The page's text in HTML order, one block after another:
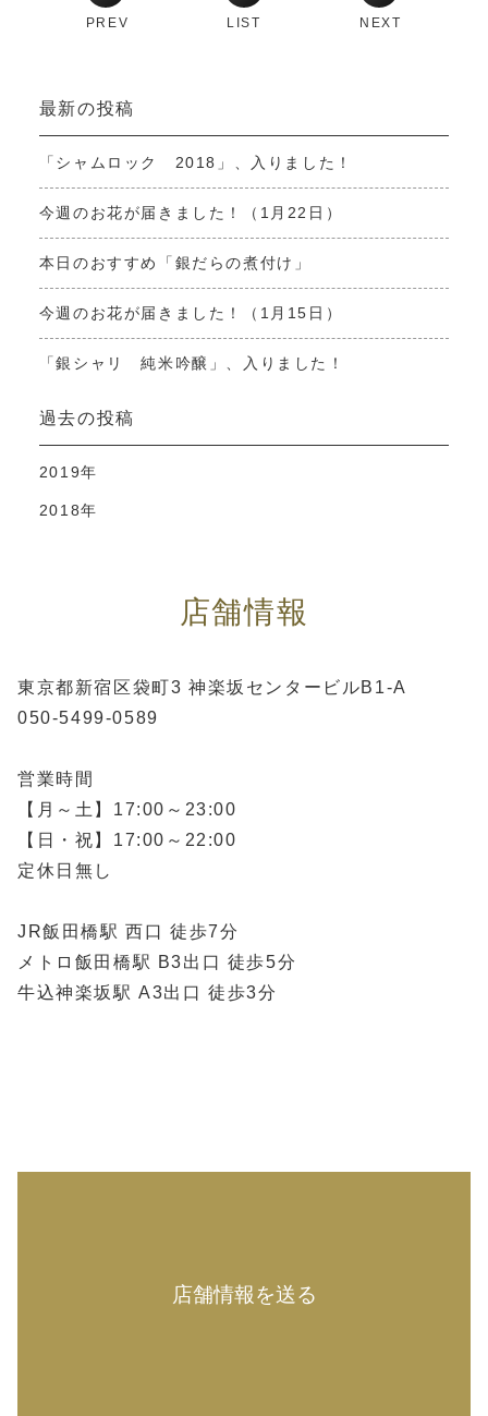
PREV LIST NEXT
最新の投稿
「シャムロック 2018」、入りました！
今週のお花が届きました！（1月22日）
本日のおすすめ「銀だらの煮付け」
今週のお花が届きました！（1月15日）
「銀シャリ 純米吟醸」、入りました！
過去の投稿
2019年
2018年
店舗情報
東京都新宿区袋町3 神楽坂センタービルB1-A
050-5499-0589
営業時間
【月～土】17:00～23:00
【日・祝】17:00～22:00
定休日無し
JR飯田橋駅 西口 徒歩7分
メトロ飯田橋駅 B3出口 徒歩5分
牛込神楽坂駅 A3出口 徒歩3分
店舗情報を送る